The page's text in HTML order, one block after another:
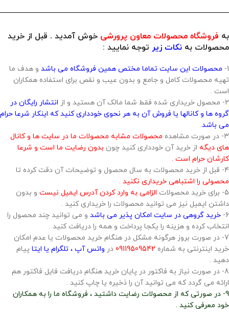
به فروشگاه محصولات معاون پرورشی خوش آمدید . قبل از خرید
محصولات به نکات زیر توجه نمایید :
1- محصولات این سایت تماما مختص همین فروشگاه می باشد و هدف ما
تهیه محصولات کامل و جامع و بدون عیب و نقص برای استفاده همکاران
است .
2- محصول خریداری شده فقط شما مالک آن هستید و از
انتشار رایگان در
گروه ها و کانالها یا فروش آن به هر نحوی خودداری کنید که اینکار شرعا حرام
می باشد.
3- در صورت مشاهده
محصولات مشابه محصولات ما در سایت ها و کانال
های دیگه از خرید آن خودداری کنید چون بدون رضایت ما است و شرعا
کارشان حرام است .
4- قبل از خرید محصولات به سال محصول و توضیحات آن دقت کرده تا
محصولی را اشتباهی خریداری نکنید .
5- برای خرید محصولات
الزامی به وارد کردن آدرس ایمیل نیست و بدون
داشتن ایمیل نیز می توانید محصولات را خریداری کنید .
6- خرید گروهی در سایت امکان پذیر می باشد و می توانید چند محصول را
انتخاب کرده و هزینه را یکجا پرداخت و همه را دریافت کنید .
7- در صورت بروز هرگونه مشکل در هنگام خرید محصولات یا عدم امکان
خرید اینترنتی به شماره 09119509542 در واتس آپ ، تلگرام یا ایتا پیام
دهید .
8- در صورت نیاز به فاکتور در پایان خرید هنگام دریافت فایل فاکتور هم
ارائه می گردد که می توانید آن را ذخیره یا چاپ کنید .
9- در صورتی که از محصولات رضایت داشتید ، فروشگاه ما را به همکاران
خود معرفی کنید .